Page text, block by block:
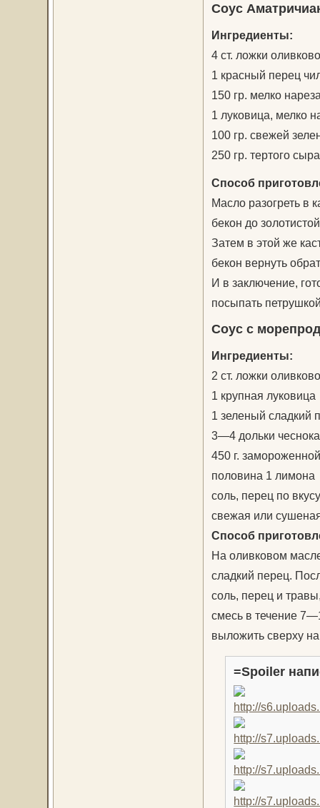
Соус
Ингредиенты:
4 ст. ложки
1 красный перец
150 гр. мелко
1 луковица, мелко
100 гр. свежей
250 гр. тертого
Способ
Масло разогреть в
бекон до
Затем в этой же
бекон вернуть
И в заключение,
посыпать
Соус с
Ингредиенты:
2 ст. ложки
1 крупная луковица
1 зеленый сладкий
3—4 дольки чеснока
450 г.
половина 1 лимона
соль, перец по вкусу
свежая или
Способ
На оливковом
сладкий перец.
соль, перец и
смесь в течение
выложить сверху
=Spoiler